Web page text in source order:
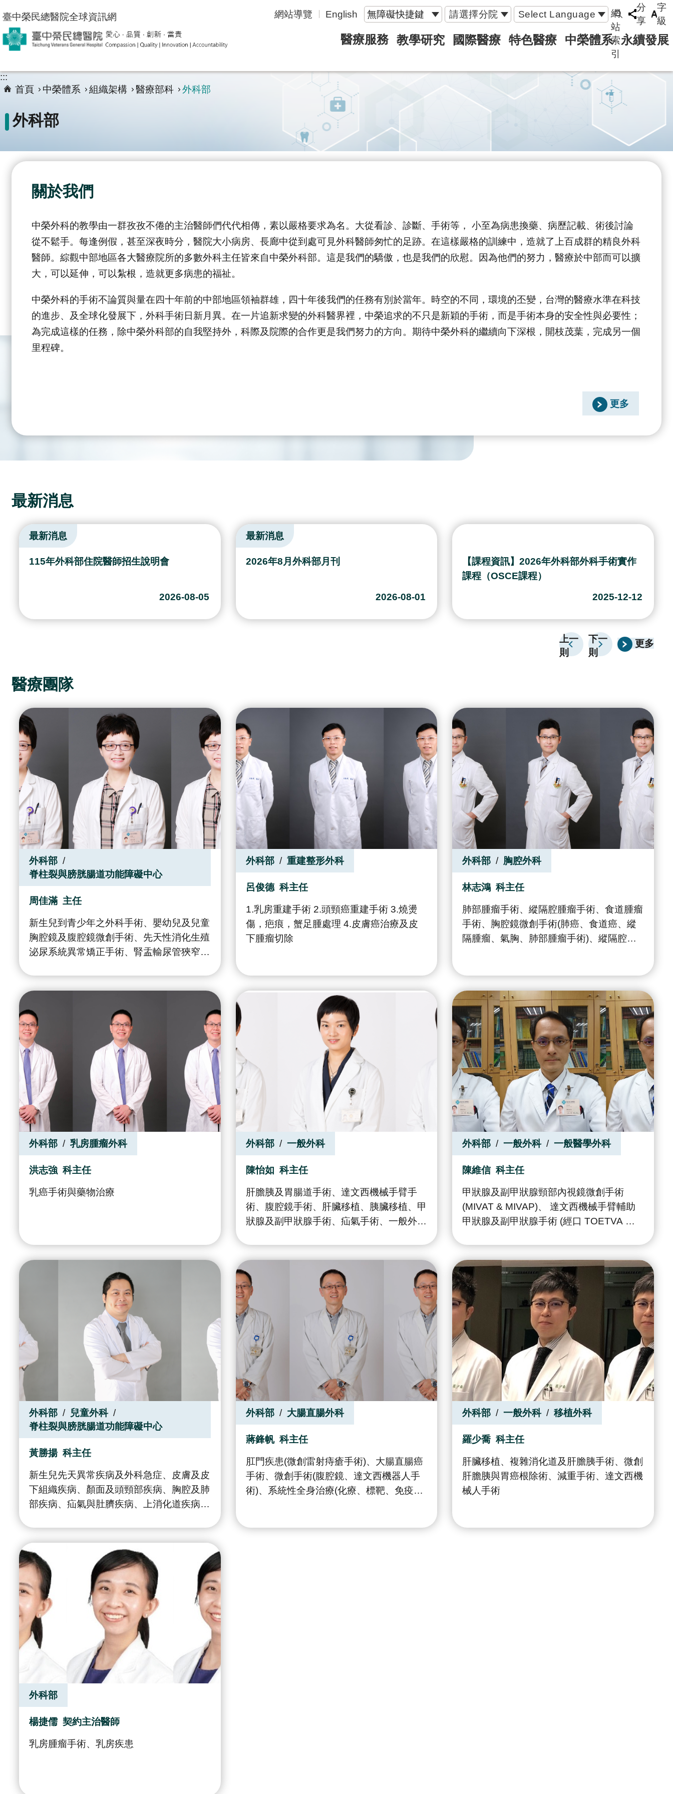
跳到主要內容區塊
臺中榮民總醫院全球資訊網 網站導覽 English 無障礙快捷鍵 請選擇分院 Select Language
網
站
索
引
分
享
字
級
醫療服務 教學研究 國際醫療 特色醫療 中榮體系 永續發展
:::
首頁
中榮體系 組織架構 醫療部科 外科部
外科部
關於我們
中榮外科的教學由一群孜孜不倦的主治醫師們代代相傳，素以嚴格要求為名。大從看診、診斷、手術等， 小至為病患換藥、病歷記載、術後討論
從不鬆手。每逢例假，甚至深夜時分，醫院大小病房、長廊中從到處可見外科醫師匆忙的足跡。在這樣嚴格的訓練中，造就了上百成群的精良外科
醫師。綜觀中部地區各大醫療院所的多數外科主任皆來自中榮外科部。這是我們的驕傲，也是我們的欣慰。因為他們的努力，醫療於中部而可以擴
大，可以延伸，可以紮根，造就更多病患的福祉。
中榮外科的手術不論質與量在四十年前的中部地區領袖群雄，四十年後我們的任務有別於當年。時空的不同，環境的丕變，台灣的醫療水準在科技
的進步、及全球化發展下，外科手術日新月異。在一片追新求變的外科醫界裡，中榮追求的不只是新穎的手術，而是手術本身的安全性與必要性；
為完成這樣的任務，除中榮外科部的自我堅持外，科際及院際的合作更是我們努力的方向。期待中榮外科的繼續向下深根，開枝茂葉，完成另一個
里程碑。
更多
最新消息
人才招募
【錄取公告】外科部115年度第一年住院醫
2025-12-04
上一
則
下一
則
更多
醫療團隊
外科部
脊柱裂與膀胱腸道功能障礙中心
周佳滿 主任
新生兒到青少年之外科手術、嬰幼兒及兒童
胸腔鏡及腹腔鏡微創手術、先天性消化生殖
泌尿系統異常矯正手術、腎盂輸尿管狹窄腹
機器人手臂輔助手術
外科部 重建整形外科
呂俊德 科主任
1.乳房重建手術 2.頭頸癌重建手術 3.燒燙
傷，疤痕，蟹足腫處理 4.皮膚癌治療及皮
下腫瘤切除
外科部 胸腔外科
林志鴻 科主任
肺部腫瘤手術、縱隔腔腫瘤手術、食道腫瘤
手術、胸腔鏡微創手術(肺癌、食道癌、縱
隔腫瘤、氣胸、肺部腫瘤手術)、縱隔腔鏡
外科部 乳房腫瘤外科
洪志強 科主任
乳癌手術與藥物治療
外科部 一般外科
陳怡如 科主任
肝膽胰及胃腸道手術、達文西機械手臂手
術、腹腔鏡手術、肝臟移植、胰臟移植、甲
狀腺及副甲狀腺手術、疝氣手術、一般外科
外科部 一般外科 一般醫學外科
陳維信 科主任
甲狀腺及副甲狀腺頸部內視鏡微創手術
(MIVAT & MIVAP)、 達文西機械手臂輔助
甲狀腺及副甲狀腺手術 (經口 TOETVA 或
術 (oncoplastic surgery) 及乳房腫瘤手術。
達文西機械手臂輔助腹腔鏡膽囊切除手術。
疝氣手術及消化外科手術。
外科部
兒童外科
脊柱裂與膀胱腸道功能障礙中心
黃勝揚 科主任
新生兒先天異常疾病及外科急症、皮膚及皮
下組織疾病、顏面及頭頸部疾病、胸腔及肺
部疾病、疝氣與肚臍疾病、上消化道疾病、
尿系統疾病、生殖系統疾病、兒童腫瘤、達
文西機器人手臂輔助手術
外科部 大腸直腸外科
蔣鋒帆 科主任
肛門疾患(微創雷射痔瘡手術)、大腸直腸癌
手術、微創手術(腹腔鏡、達文西機器人手
術)、系統性全身治療(化療、標靶、免疫與
外科部 一般外科 移植外科
羅少喬 科主任
肝臟移植、複雜消化道及肝膽胰手術、微創
肝膽胰與胃癌根除術、減重手術、達文西機
械人手術
外科部
楊捷儒 契約主治醫師
乳房腫瘤手術、乳房疾患